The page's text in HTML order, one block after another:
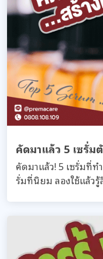
คัดมาแล้ว 5 เซรั่
คัดมาแล้ว! 5 เซรั่มที่
รั่มที่นิยม ลองใช้แล้ว